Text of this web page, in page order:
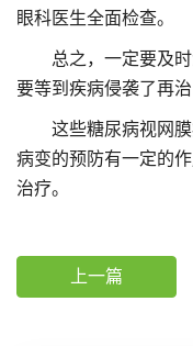
眼科医生全面检查。
总之，一定要及时
要等到疾病侵袭了再
这些糖尿病视网膜
病变的预防有一定的
治疗。
上一篇